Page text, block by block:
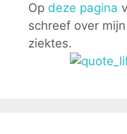
Op deze pagina
schreef over
ziektes.